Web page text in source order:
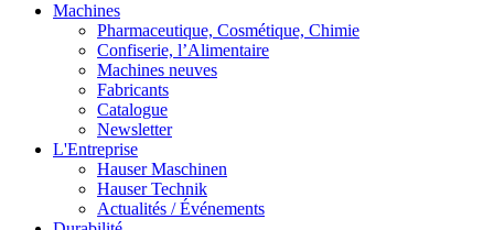
Machines
Pharmaceutique, Cosmétique, Chimie
Confiserie, l’Alimentaire
Machines neuves
Fabricants
Catalogue
Newsletter
L'Entreprise
Hauser Maschinen
Hauser Technik
Actualités / Événements